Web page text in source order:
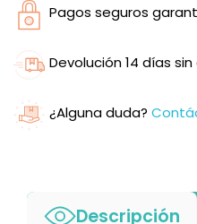
Pagos seguros
Devolución 14 días
¿Alguna duda?
Descripción